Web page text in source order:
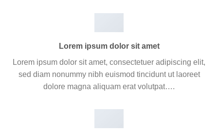
Lorem ipsum dolor sit amet
Lorem ipsum dolor sit amet, consectetuer adipiscing elit,
sed diam nonummy nibh euismod tincidunt ut laoreet
dolore magna aliquam erat volutpat….